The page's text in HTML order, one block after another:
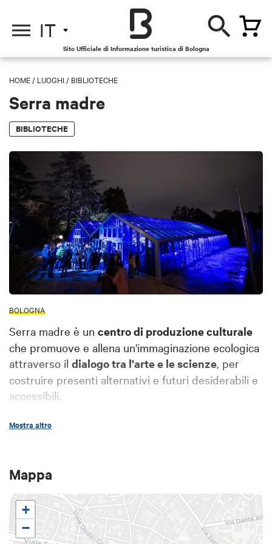
IT
Sito Ufficiale di Informazione turistica di Bologna
HOME / LUOGHI / BIBLIOTECHE
Serra madre
BIBLIOTECHE
BOLOGNA
Serra madre è un centro di produzione culturale
che promuove e allena un'immaginazione ecologica
attraverso il dialogo tra l'arte e le scienze , per
costruire presenti alternativi e futuri desiderabili e
accessibili.
Serre dei Giardini Margherita
cittadinanza, alla ricerca, alle imprese e alle
amministrazioni, efavorirecosì unacomprensione
sistemica e intersezionale della crisi ecologica
intesa come crisi di una società e di una cultura.
Mostra altro
Mappa
+
−